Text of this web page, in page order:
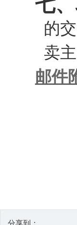
的
卖
邮件
分享到：